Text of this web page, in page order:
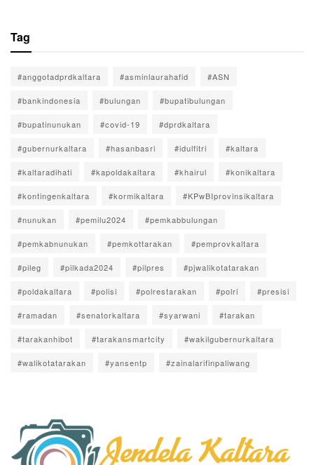
Tag
#anggotadprdkaltara #asminlaurahafid #ASN
#bankindonesia #bulungan #bupatibulungan
#bupatinunukan #covid-19 #dprdkaltara
#gubernurkaltara #hasanbasri #idulfitri #kaltara
#kaltaradihati #kapoldakaltara #khairul #konikaltara
#kontingenkaltara #kormikaltara #KPwBIprovinsikaltara
#nunukan #pemilu2024 #pemkabbulungan
#pemkabnunukan #pemkottarakan #pemprovkaltara
#pileg #pilkada2024 #pilpres #pjwalikotatarakan
#poldakaltara #polisi #polrestarakan #polri #presisi
#ramadan #senatorkaltara #syarwani #tarakan
#tarakanhibot #tarakansmartcity #wakilgubernurkaltara
#walikotatarakan #yansentp #zainalarifinpaliwang